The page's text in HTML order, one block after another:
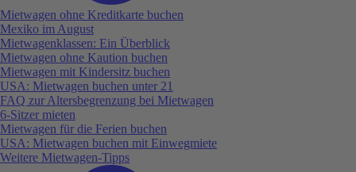
Mietwagen ohne Kreditkarte buchen
Mexiko im August
Mietwagenklassen: Ein Überblick
Mietwagen ohne Kaution buchen
Mietwagen mit Kindersitz buchen
USA: Mietwagen buchen unter 21
FAQ zur Altersbegrenzung bei Mietwagen
6-Sitzer mieten
Mietwagen für die Ferien buchen
USA: Mietwagen buchen mit Einwegmiete
Weitere Mietwagen-Tipps